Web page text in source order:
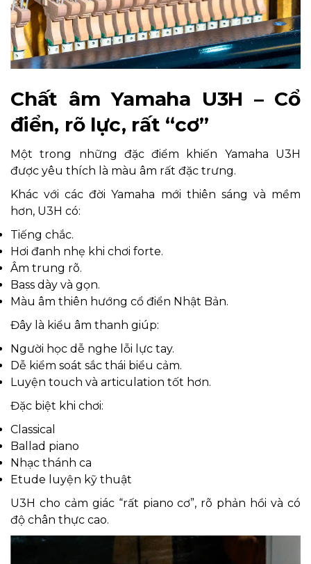
Chất âm Yamaha U3H – Cổ
điển, rõ lực, rất “cơ”
Một trong những đặc điểm khiến Yamaha U3H
được yêu thích là màu âm rất đặc trưng.
Khác với các đời Yamaha mới thiên sáng và mềm
hơn, U3H có:
Tiếng chắc.
Hơi đanh nhẹ khi chơi forte.
Âm trung rõ.
Bass dày và gọn.
Màu âm thiên hướng cổ điển Nhật Bản.
Đây là kiểu âm thanh giúp:
Người học dễ nghe lỗi lực tay.
Dễ kiểm soát sắc thái biểu cảm.
Luyện touch và articulation tốt hơn.
Đặc biệt khi chơi:
Classical
Ballad piano
Nhạc thánh ca
Etude luyện kỹ thuật
U3H cho cảm giác “rất piano cơ”, rõ phản hồi và có
độ chân thực cao.